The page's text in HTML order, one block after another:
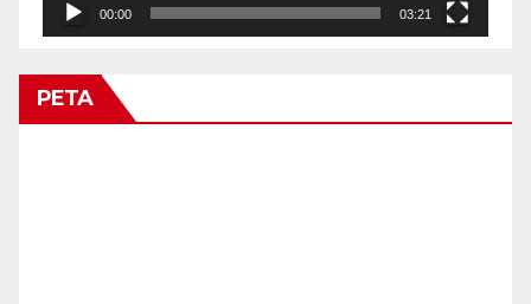
00:00 03:21
PETA